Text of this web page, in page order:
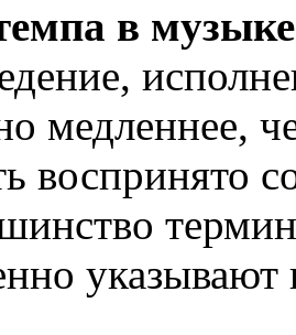
в
медленнее,
воспринято
указывают